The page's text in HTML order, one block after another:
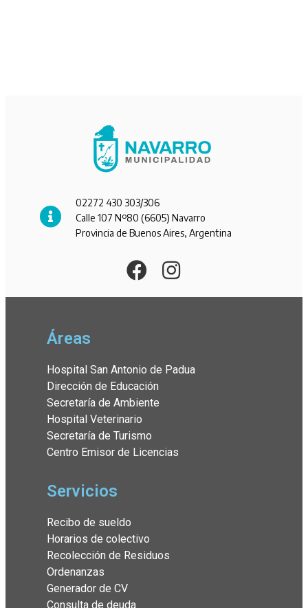
02272 430 303/306
Calle 107 Nº80 (6605) Navarro
Provincia de Buenos Aires, Argentina
Áreas
Hospital San Antonio de Padua
Dirección de Educación
Secretaría de Ambiente
Hospital Veterinario
Secretaría de Turismo
Centro Emisor de Licencias
Servicios
Recibo de sueldo
Horarios de colectivo
Recolección de Residuos
Ordenanzas
Generador de CV
Consulta de deuda